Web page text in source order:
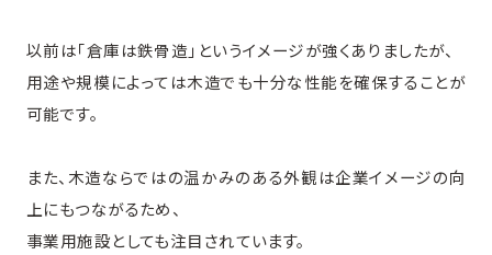
以前は「倉庫は鉄骨造」というイメージが強くありましたが、
用途や規模によっては木造でも十分な性能を確保することが
可能です。
また、木造ならではの温かみのある外観は企業イメージの向
上にもつながるため、
事業用施設としても注目されています。